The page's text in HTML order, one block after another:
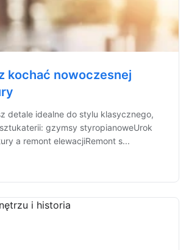
kochać nowoczesnej
detale idealne do stylu klasycznego,
gzymsy styropianoweUrok
a remont elewacjiRemont s...